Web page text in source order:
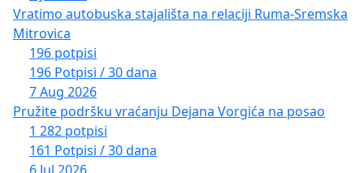
Vratimo autobuska stajališta na relaciji Ruma-Sremska
Mitrovica
196 potpisi
196 Potpisi / 30 dana
7 Aug 2026
Pružite podršku vraćanju Dejana Vorgića na posao
1 282 potpisi
161 Potpisi / 30 dana